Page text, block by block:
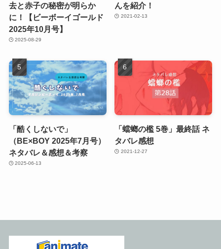
去と赤子の秘密が明らか
に！【ビーボーイゴールド
2025年10月号】
2025-08-29
んを紹介！
2021-02-13
「酷くしないで」
（BE×BOY 2025年7月号）
ネタバレ＆感想＆考察
2025-06-13
「蟷螂の檻 5巻」最終話 ネ
タバレ感想
2021-12-27